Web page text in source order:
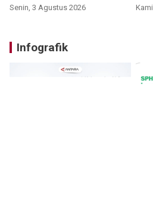
Senin, 3 Agustus 2026
Infografik